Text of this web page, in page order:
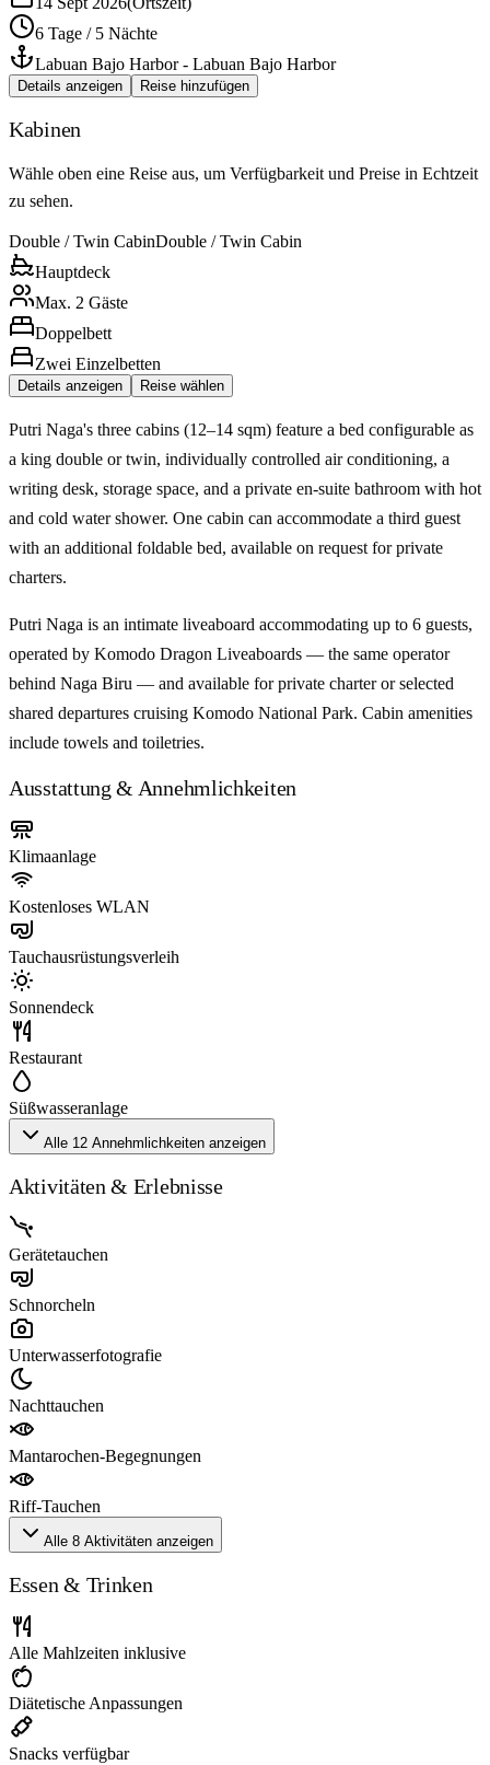
6 Tage / 5 Nächte
Labuan Bajo Harbor- Labuan Bajo Harbor
Details anzeigen Reise hinzufügen
Kabinen
Wähle oben eine Reise aus, um Verfügbarkeit und Preise in Echtzeit
zu sehen.
Double / Twin CabinDouble / Twin Cabin
Hauptdeck
Max. 2 Gäste
Doppelbett
Zwei Einzelbetten
Details anzeigen Reise wählen
Putri Naga's three cabins (12–14 sqm) feature a bed configurable as
a king double or twin, individually controlled air conditioning, a
writing desk, storage space, and a private en-suite bathroom with hot
and cold water shower. One cabin can accommodate a third guest
with an additional foldable bed, available on request for private
charters.
Putri Naga is an intimate liveaboard accommodating up to 6 guests,
operated by Komodo Dragon Liveaboards — the same operator
behind Naga Biru — and available for private charter or selected
shared departures cruising Komodo National Park. Cabin amenities
include towels and toiletries.
Ausstattung & Annehmlichkeiten
Klimaanlage
Kostenloses WLAN
Tauchausrüstungsverleih
Sonnendeck
Restaurant
Süßwasseranlage
Alle 12 Annehmlichkeiten anzeigen
Aktivitäten & Erlebnisse
Gerätetauchen
Schnorcheln
Unterwasserfotografie
Nachttauchen
Mantarochen-Begegnungen
Riff-Tauchen
Alle 8 Aktivitäten anzeigen
Essen & Trinken
Alle Mahlzeiten inklusive
Diätetische Anpassungen
Snacks verfügbar